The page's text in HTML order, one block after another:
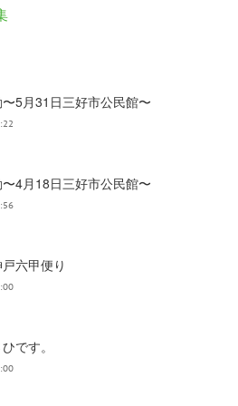
5月31日三好市公民館〜
4月18日三好市公民館〜
六甲便り
です。